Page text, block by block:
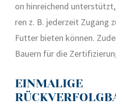
on hin­rei­chend
ren z. B. jeder­zeit Zugang
Fut­ter bie­ten kön­nen.
Bau­ern für die
EINMALIGE